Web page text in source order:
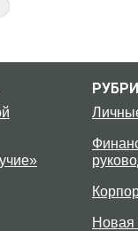
Новая